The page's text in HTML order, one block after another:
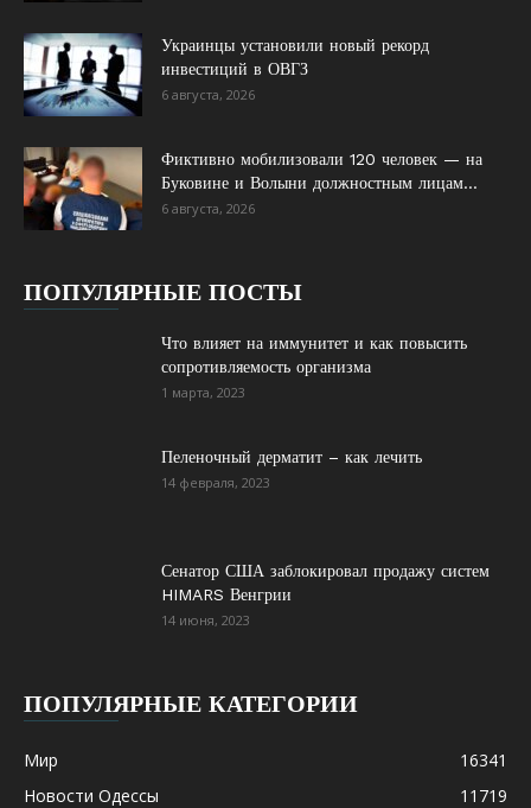
Украинцы установили новый рекорд
инвестиций в ОВГЗ
6 августа, 2026
Фиктивно мобилизовали 120 человек — на
Буковине и Волыни должностным лицам...
6 августа, 2026
ПОПУЛЯРНЫЕ ПОСТЫ
Что влияет на иммунитет и как повысить
сопротивляемость организма
1 марта, 2023
Пеленочный дерматит – как лечить
14 февраля, 2023
Сенатор США заблокировал продажу систем
HIMARS Венгрии
14 июня, 2023
ПОПУЛЯРНЫЕ КАТЕГОРИИ
Мир
16341
Новости Одессы
11719